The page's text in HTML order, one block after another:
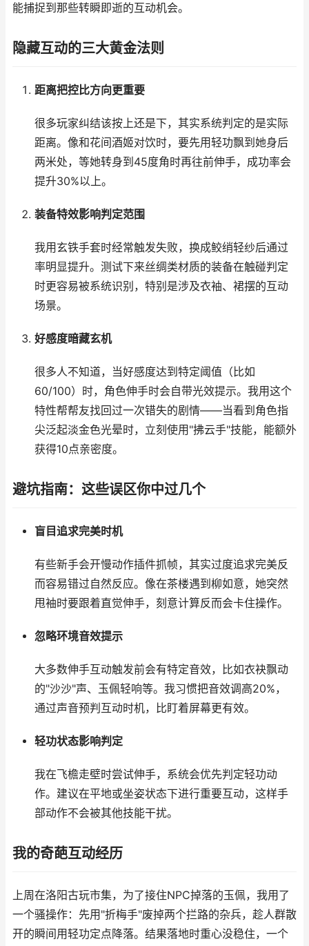
能捕捉到那些转瞬即逝的互动机会。
隐藏互动的三大黄金法则
距离把控比方向更重要
很多玩家纠结该按上还是下，其实系统判定的是实际
距离。像和花间酒姬对饮时，要先用轻功飘到她身后
两米处，等她转身到45度角时再往前伸手，成功率会
提升30%以上。
装备特效影响判定范围
我用玄铁手套时经常触发失败，换成鲛绡轻纱后通过
率明显提升。测试下来丝绸类材质的装备在触碰判定
时更容易被系统识别，特别是涉及衣袖、裙摆的互动
场景。
好感度暗藏玄机
很多人不知道，当好感度达到特定阈值（比如
60/100）时，角色伸手时会自带光效提示。我用这个
特性帮帮友找回过一次错失的剧情——当看到角色指
尖泛起淡金色光晕时，立刻使用"拂云手"技能，能额外
获得10点亲密度。
避坑指南：这些误区你中过几个
盲目追求完美时机
有些新手会开慢动作插件抓帧，其实过度追求完美反
而容易错过自然反应。像在茶楼遇到柳如意，她突然
甩袖时要跟着直觉伸手，刻意计算反而会卡住操作。
忽略环境音效提示
大多数伸手互动触发前会有特定音效，比如衣袂飘动
的"沙沙"声、玉佩轻响等。我习惯把音效调高20%，
通过声音预判互动时机，比盯着屏幕更有效。
轻功状态影响判定
我在飞檐走壁时尝试伸手，系统会优先判定轻功动
作。建议在平地或坐姿状态下进行重要互动，这样手
部动作不会被其他技能干扰。
我的奇葩互动经历
上周在洛阳古玩市集，为了接住NPC掉落的玉佩，我用了
一个骚操作：先用"折梅手"废掉两个拦路的杂兵，趁人群散
开的瞬间用轻功定点降落。结果落地时重心没稳住，一个